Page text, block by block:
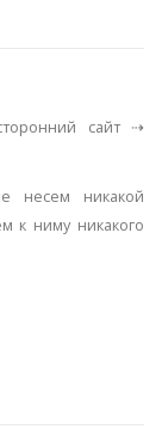
сайт ⇢
несем никакой
к ниму никакого